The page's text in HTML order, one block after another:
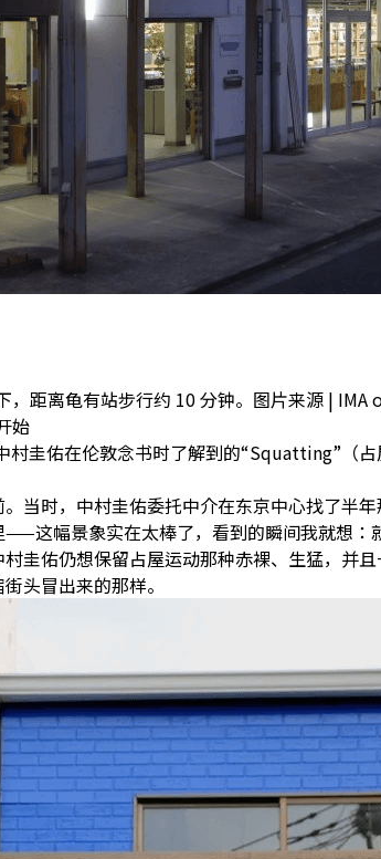
，距离龟有站步行约 10 分钟。图片来源 | IMA
始
村圭佑在伦敦念书时了解到的“Squatting”（
当时，中村圭佑委托中介在东京中心找了半
——这幅景象实在太棒了，看到的瞬间我就想：
圭佑仍想保留占屋运动那种赤裸、生猛，并
头冒出来的那样。